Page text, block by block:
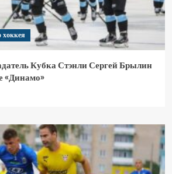
хоккея
Кубка Стэнли Сергей Брылин
«Динамо»